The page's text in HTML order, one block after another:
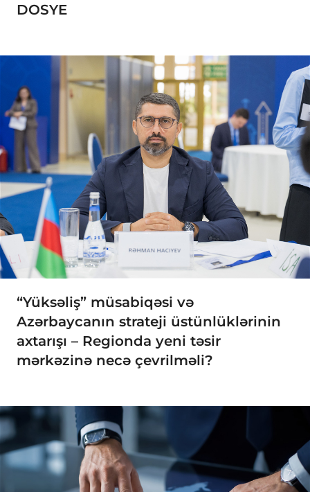
DOSYE
“Yüksəliş” müsabiqəsi və
Azərbaycanın strateji üstünlüklərinin
axtarışı – Regionda yeni təsir
mərkəzinə necə çevrilməli?